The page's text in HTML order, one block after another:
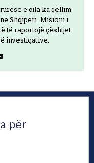
e cila ka qëllim
Shqipëri. Misioni i
të raportojë çështjet
investigative.